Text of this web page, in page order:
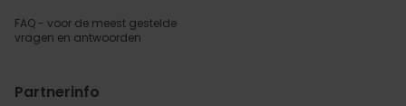
FAQ - voor de meest gestelde
vragen en antwoorden
Partnerinfo